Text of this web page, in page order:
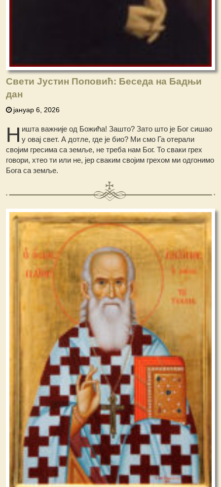
Свети Јустин Поповић: Беседа на Бадњи
дан
јануар 6, 2026
Н ишта важније од Божића! Зашто? Зато што је Бог сишао
у овај свет. А дотле, где је био? Ми смо Га отерали
својим гресима са земље, не треба нам Бог. То сваки грех
говори, хтео ти или не, јер сваким својим грехом ми одгонимо
Бога са земље.